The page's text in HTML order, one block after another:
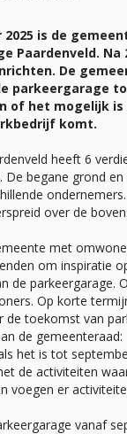
is de
Paardenveld. Na
De
parkeergarage
of het mogelijk
komt.
heeft 6
De begane grond
over de
met
om inspiratie
de parkeergarage.
Op korte
de toekomst van
de gemeenteraad:
het is tot
de activiteiten
voegen er
vanaf